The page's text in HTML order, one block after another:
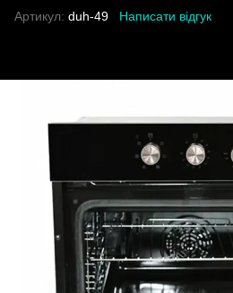
Артикул: duh-49 Написати відгук